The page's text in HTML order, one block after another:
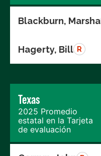
Blackburn, Marsha
Hagerty, Bill R
Texas
2025 Promedio
estatal en la Tarjeta
de evaluación